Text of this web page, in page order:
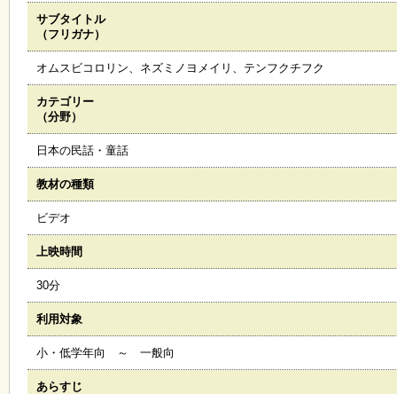
約
ち
覧
会
ギ
サブタイトル
（フリガナ）
オムスビコロリン、ネズミノヨメイリ、テンフクチフク
カテゴリー
（分野）
日本の民話・童話
教材の種類
ビデオ
上映時間
30分
利用対象
小・低学年向 ～ 一般向
あらすじ